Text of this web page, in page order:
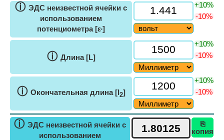
ⓘ ЭДС неизвестной ячейки с
использованием
потенциометра [ε']
+10%
-10%
ⓘ Длина [L]
+10%
-10%
ⓘ Окончательная длина [l2]
+10%
-10%
ⓘ ЭДС неизвестной ячейки с
использованием
⎘
копия